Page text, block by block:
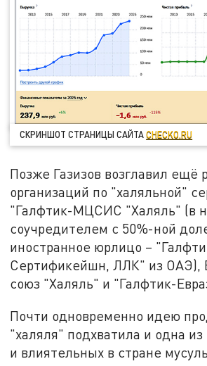
СКРИНШОТ СТРАНИЦЫ САЙТАCHECKO.RU
Позже Газизов возглавил ещё
организаций по "халяльной"
"Галфтик-МЦСИС "Халяль" (в
соучредителем с 50%-ной
иностранное юрлицо –
Сертификейшн, ЛЛК" из ОАЭ),
союз "Халяль" и "Галфтик-
Почти одновременно идею
"халяля" подхватила и одна
и влиятельных в стране